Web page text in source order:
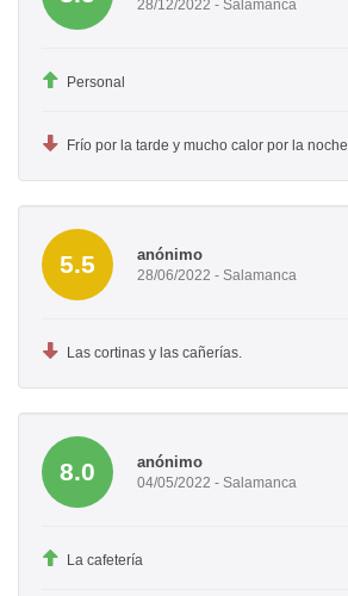
28/12/2022 - Salamanca
Personal
Frío por la tarde y mucho calor por la noche
5.5 anónimo
28/06/2022 - Salamanca
Las cortinas y las cañerías.
8.0 anónimo
04/05/2022 - Salamanca
La cafetería